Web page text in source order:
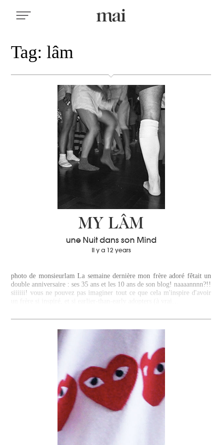
Tag: lâm
MY LÂM
une Nuit dans son Mind
Il y a 12 years
photo de monsieurlam La semaine dernière mon frère adoré fêtait un
double anniversaire : ses 35 ans et les 10 ans de son blog! naaaannnn?!!
siiiiii! vous ne pouvez pas imaginer tout ce que cela m'inspire d'avoir